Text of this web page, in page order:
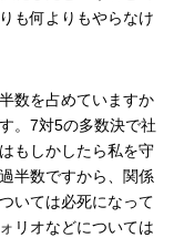
も何よりもやらなけ
数を占めていますか
。7対5の多数決で社
もしかしたら私を守
半数ですから、関係
いては必死になって
リオなどについては